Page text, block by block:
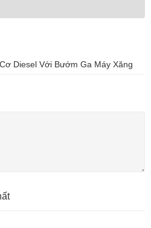
Diesel Với Bướm Ga Máy Xăng